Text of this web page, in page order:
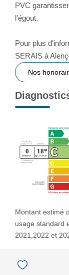
PVC
l'égout.
Pour plus
SERAIS à
Nos
Montant estimé
usage standard
2021,2022 et